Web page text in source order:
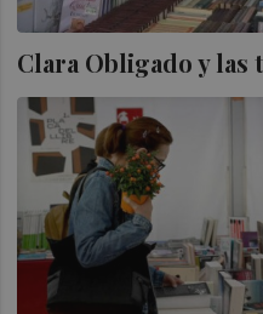
Clara Obligado y las